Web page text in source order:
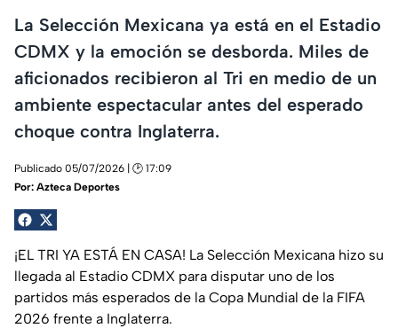
La Selección Mexicana ya está en el Estadio
CDMX y la emoción se desborda. Miles de
aficionados recibieron al Tri en medio de un
ambiente espectacular antes del esperado
choque contra Inglaterra.
Publicado 05/07/2026 | 🕑 17:09
Por: Azteca Deportes
¡EL TRI YA ESTÁ EN CASA! La Selección Mexicana hizo su
llegada al Estadio CDMX para disputar uno de los
partidos más esperados de la Copa Mundial de la FIFA
2026 frente a Inglaterra.